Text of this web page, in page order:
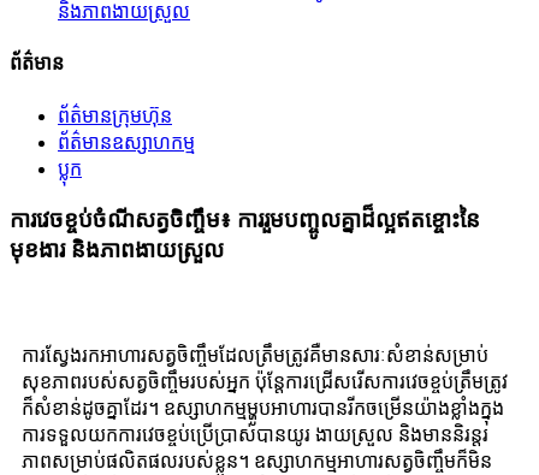
និងភាពងាយស្រួល
ព័ត៌មាន
ព័ត៌មានក្រុមហ៊ុន
ព័ត៌មានឧស្សាហកម្ម
ប្លុក
ការវេចខ្ចប់ចំណីសត្វចិញ្ចឹម៖ ការរួមបញ្ចូលគ្នាដ៏ល្អឥតខ្ចោះនៃ
មុខងារ និងភាពងាយស្រួល
ការស្វែងរកអាហារសត្វចិញ្ចឹមដែលត្រឹមត្រូវគឺមានសារៈសំខាន់សម្រាប់
សុខភាពរបស់សត្វចិញ្ចឹមរបស់អ្នក ប៉ុន្តែការជ្រើសរើសការវេចខ្ចប់ត្រឹមត្រូវ
ក៏សំខាន់ដូចគ្នាដែរ។ ឧស្សាហកម្មម្ហូបអាហារបានរីកចម្រើនយ៉ាងខ្លាំងក្នុង
ការទទួលយកការវេចខ្ចប់ប្រើប្រាស់បានយូរ ងាយស្រួល និងមាននិរន្តរ
ភាពសម្រាប់ផលិតផលរបស់ខ្លួន។ ឧស្សាហកម្មអាហារសត្វចិញ្ចឹមក៏មិន